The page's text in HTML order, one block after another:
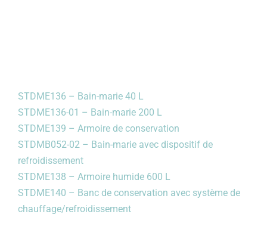
STDME136 – Bain-marie 40 L
STDME136-01 – Bain-marie 200 L
STDME139 – Armoire de conservation
STDMB052-02 – Bain-marie avec dispositif de
refroidissement
STDME138 – Armoire humide 600 L
STDME140 – Banc de conservation avec système de
chauffage/refroidissement